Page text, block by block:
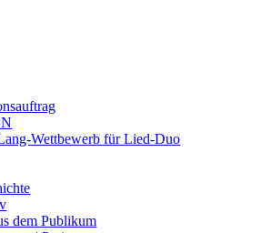
Wettbewerb für Lied-Duo
dem Publikum